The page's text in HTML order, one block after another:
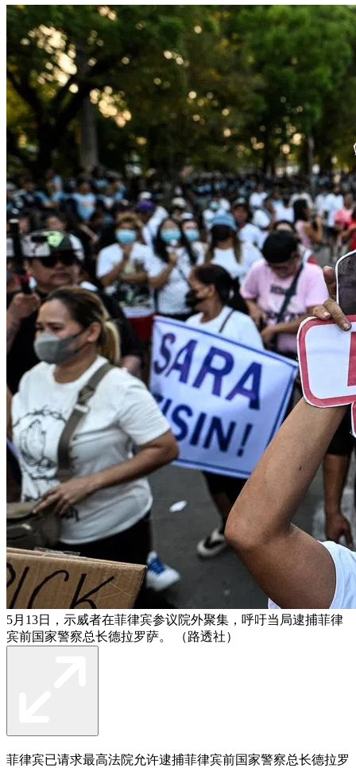
5月13日，示威者在菲律宾参议院外聚集，呼吁当局逮捕菲律
宾前国家警察总长德拉罗萨。 （路透社）
菲律宾已请求最高法院允许逮捕菲律宾前国家警察总长德拉罗